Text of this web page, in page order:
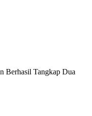
Berhasil Tangkap Dua